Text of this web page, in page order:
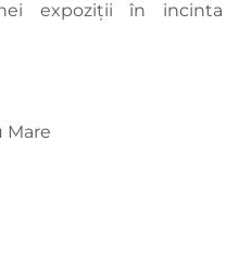
expoziții în incinta
Mare